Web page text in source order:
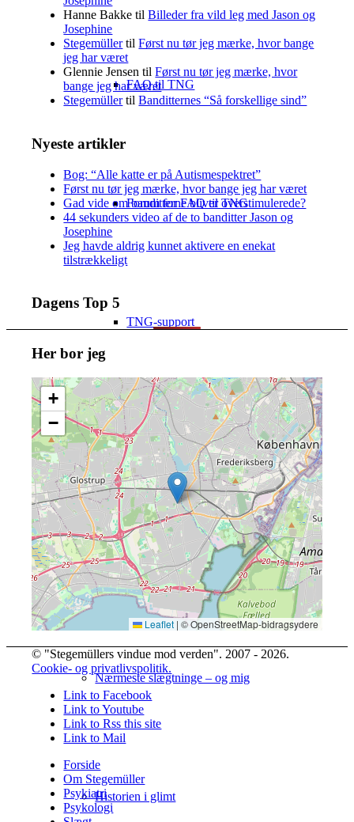
FAQ til TNG
Forum for FAQ til TNG
TNG-support
Database med TNG (tre sprog)
Gamle Stegemüller-billeder
Nærmeste slægtninge – og mig
Historien i glimt
Hanne Bakke tilBilleder fra vild leg med Jason og
Josephine
StegemüllertilFørst nu tør jeg mærke, hvor bange
jeg har været
Glennie Jensen tilFørst nu tør jeg mærke, hvor
bange jeg har været
StegemüllertilBanditternes “Så forskellige sind”
Nyeste artikler
Bog: “Alle katte er på Autismespektret”
Først nu tør jeg mærke, hvor bange jeg har været
Gad vide om banditterne bliver overstimulerede?
44 sekunders video af de to banditter Jason og
Josephine
Jeg havde aldrig kunnet aktivere en enekat
tilstrækkeligt
Dagens Top 5
Her bor jeg
+
−
Leaflet | © OpenStreetMap-bidragsydere
© "Stegemüllers vindue mod verden". 2007 - 2026.
Cookie- og privatlivspolitik.
Link to Facebook
Link to Youtube
Link to Rss this site
Link to Mail
Forside
Om Stegemüller
Psykiatri
Psykologi